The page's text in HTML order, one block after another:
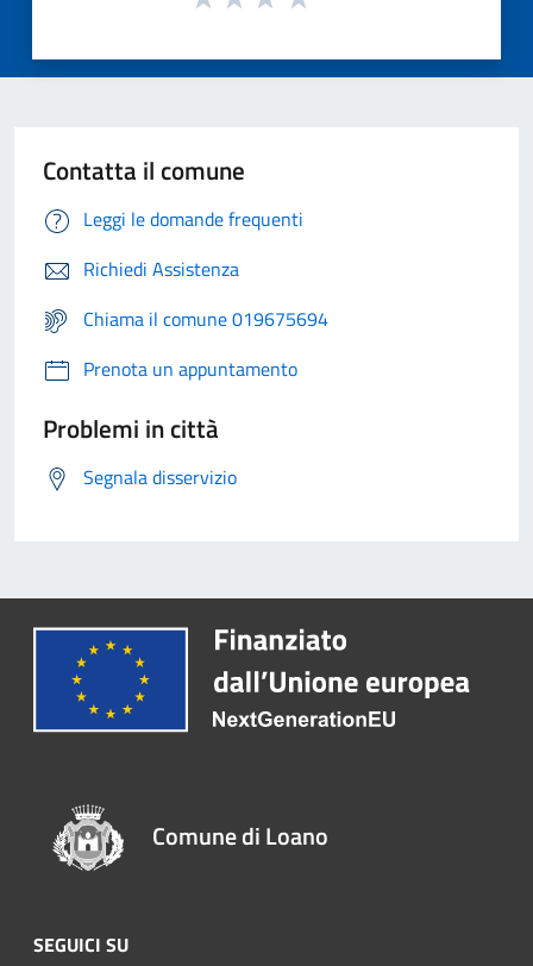
Contatta il comune
Leggi le domande frequenti
Richiedi Assistenza
Chiama il comune 019675694
Prenota un appuntamento
Problemi in città
Segnala disservizio
Comune di Loano
SEGUICI SU